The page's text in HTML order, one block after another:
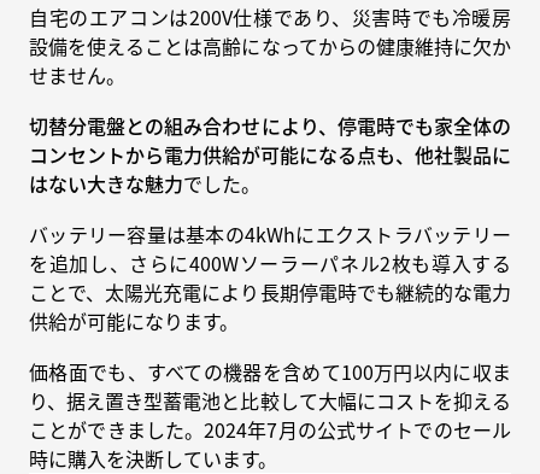
自宅のエアコンは200V仕様であり、災害時でも冷暖房
設備を使えることは高齢になってからの健康維持に欠か
せません。
切替分電盤との組み合わせにより、停電時でも家全体の
コンセントから電力供給が可能になる点も、他社製品に
はない大きな魅力でした。
バッテリー容量は基本の4kWhにエクストラバッテリー
を追加し、さらに400Wソーラーパネル2枚も導入する
ことで、太陽光充電により長期停電時でも継続的な電力
供給が可能になります。
価格面でも、すべての機器を含めて100万円以内に収ま
り、据え置き型蓄電池と比較して大幅にコストを抑える
ことができました。2024年7月の公式サイトでのセール
時に購入を決断しています。